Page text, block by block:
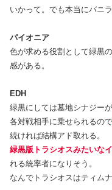
いかって。でも本当にバニ
パイオニア
色が求める役割として緑黒
感がある。
EDH
緑黒にしては墓地シナジーが
各対戦相手に乗せられるので
続ければ結構アド取れる。
緑黒版トラシオスみたいな
れる統率者になりそう。
なんでトラシオスはティム